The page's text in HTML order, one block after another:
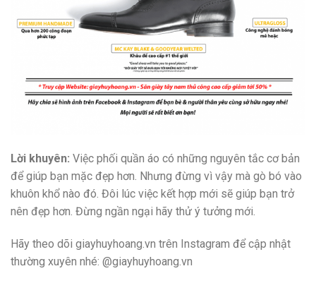
Lời khuyên: Việc phối quần áo có những nguyên tắc cơ bản
để giúp bạn mặc đẹp hơn. Nhưng đừng vì vậy mà gò bó vào
khuôn khổ nào đó. Đôi lúc việc kết hợp mới sẽ giúp bạn trở
nên đẹp hơn. Đừng ngần ngại hãy thử ý tưởng mới.
Hãy theo dõi giayhuyhoang.vn trên Instagram để cập nhật
thường xuyên nhé: @giayhuyhoang.vn